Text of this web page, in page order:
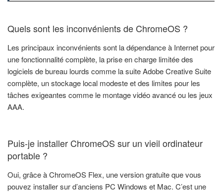
Quels sont les inconvénients de ChromeOS ?
Les principaux inconvénients sont la dépendance à Internet pour
une fonctionnalité complète, la prise en charge limitée des
logiciels de bureau lourds comme la suite Adobe Creative Suite
complète, un stockage local modeste et des limites pour les
tâches exigeantes comme le montage vidéo avancé ou les jeux
AAA.
Puis-je installer ChromeOS sur un vieil ordinateur
portable ?
Oui, grâce à ChromeOS Flex, une version gratuite que vous
pouvez installer sur d’anciens PC Windows et Mac. C’est une